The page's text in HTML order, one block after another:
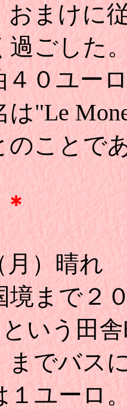
おまけに
過ごした
４０ユー
"Le
のことで
月）晴れ
まで２
という田
までバス
１ユーロ